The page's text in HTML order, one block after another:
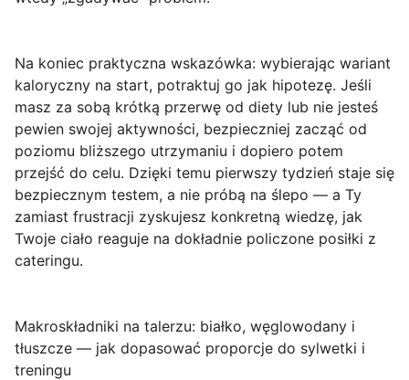
Na koniec praktyczna wskazówka: wybierając wariant
kaloryczny na start, potraktuj go jak hipotezę. Jeśli
masz za sobą krótką przerwę od diety lub nie jesteś
pewien swojej aktywności, bezpieczniej zacząć od
poziomu bliższego utrzymaniu i dopiero potem
przejść do celu. Dzięki temu pierwszy tydzień staje się
bezpiecznym testem, a nie próbą na ślepo — a Ty
zamiast frustracji zyskujesz konkretną wiedzę, jak
Twoje ciało reaguje na dokładnie policzone posiłki z
cateringu.
Makroskładniki na talerzu: białko, węglowodany i
tłuszcze — jak dopasować proporcje do sylwetki i
treningu